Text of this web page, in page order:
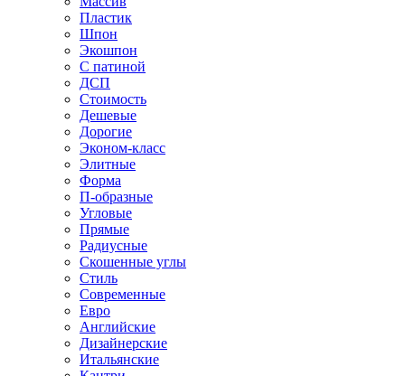
Пластик
Шпон
Экошпон
С патиной
ДСП
Стоимость
Дешевые
Дорогие
Эконом-класс
Элитные
Форма
П-образные
Угловые
Прямые
Радиусные
Скошенные углы
Стиль
Современные
Евро
Английские
Дизайнерские
Итальянские